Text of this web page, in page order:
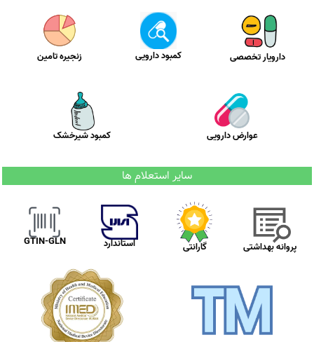
دارویار تخصصی کمبود دارویی زنجیره تامین
عوارض دارویی کمبود شیرخشک
سایر استعلام ها
پروانه بهداشتی گارانتی استاندارد GTIN-GLN